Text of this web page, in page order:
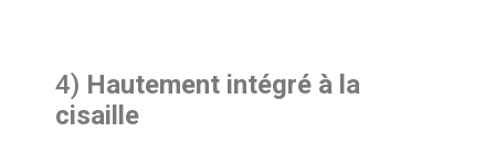
4) Hautement intégré à la
cisaille